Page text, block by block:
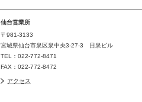
仙台営業所
〒981-3133
宮城県仙台市泉区泉中央3-27-3 日泉ビル
TEL：022-772-8471
FAX：022-772-8472
アクセス